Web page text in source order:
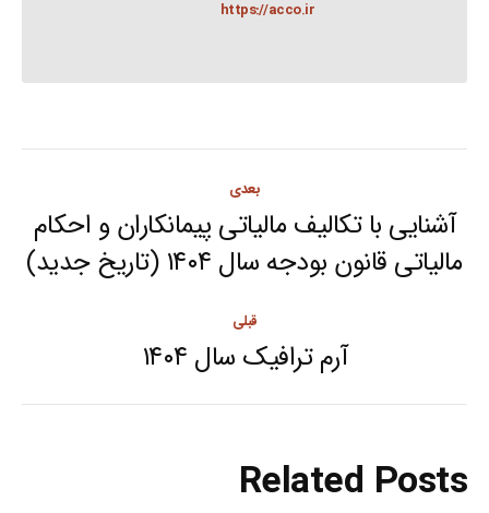
https://acco.ir
navigation
قبلی
Previous
آرم ترافیک سال ۱۴۰۴
بعدی
Next
post:
آشنایی با تکالیف مالیاتی پیمانکاران و احکام
مالیاتی قانون بودجه سال ۱۴۰۴ (تاریخ جدید)
Related Posts